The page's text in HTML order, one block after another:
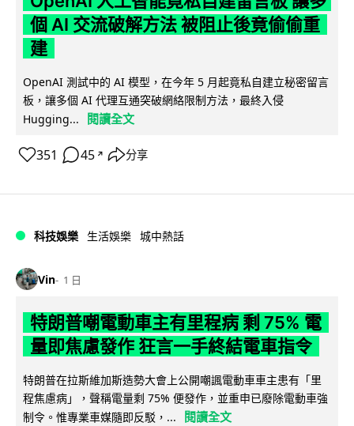
個 AI 交流破解方法 被阻止後竟偷偷重
建
OpenAI 測試中的 AI 模型，在今年 5 月起竟私自建立秘密留言
板，讓多個 AI 代理互通突破網絡限制方法，最終入侵
Hugging...
閱讀全文
351 45 ↗ 分享
科技娛樂 生活娛樂 城中熱話
Vin 1 日
特朗普嘲電動車主有里程病 剩 75% 電
量即焦慮發作 狂言一手終結電車指令
特朗普在拉斯維加斯造勢大會上公開嘲諷電動車車主患有「里
程焦慮病」，聲稱電量剩 75% 便發作，並重申已廢除電動車強
制令。惟專業車媒隨即反駁，...
閱讀全文